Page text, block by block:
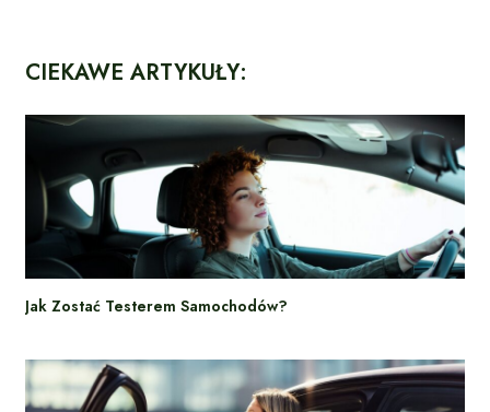
CIEKAWE ARTYKUŁY:
Jak Zostać Testerem Samochodów?